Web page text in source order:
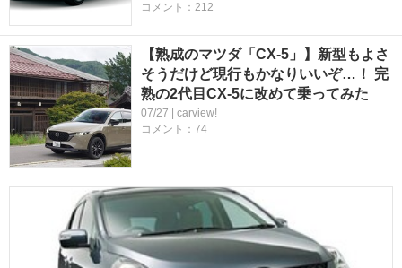
コメント：212
【熟成のマツダ「CX-5」】新型もよさ
そうだけど現行もかなりいいぞ…！ 完
熟の2代目CX-5に改めて乗ってみた
07/27 | carview!
コメント：74